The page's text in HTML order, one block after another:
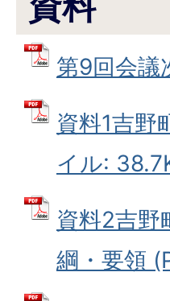
第9回会議
資料1吉野
イル:
資料2吉野
綱・要領